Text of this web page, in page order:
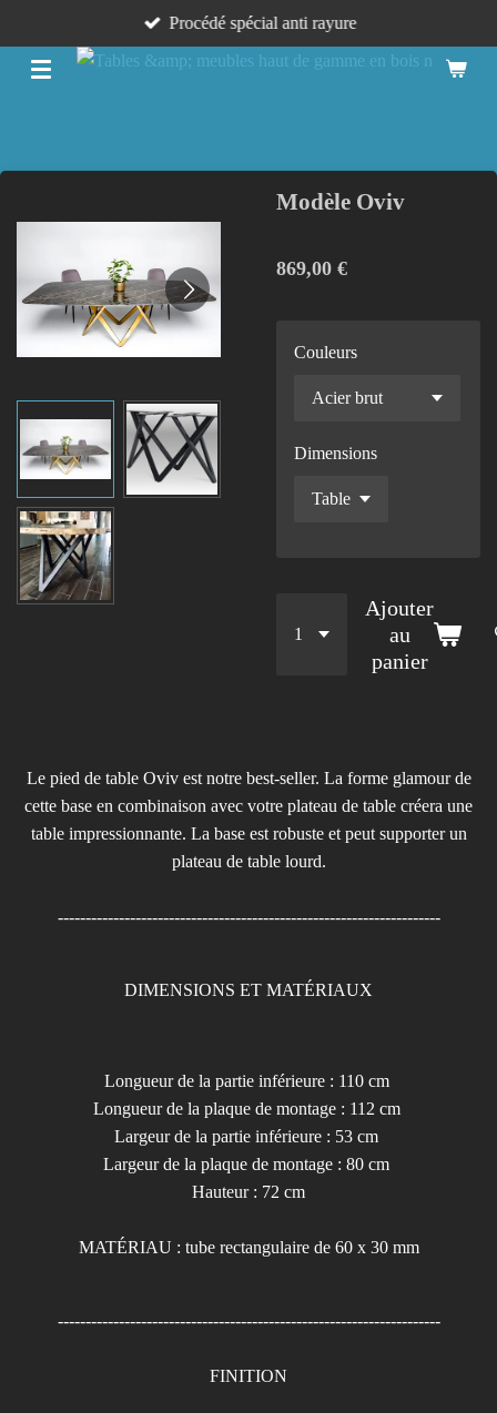
au
contenu
Procédé spécial anti rayure
Modèle Oviv
869,00 €
Couleurs
Dimensions
Ajouter
au
panier
Le pied de table Oviv est notre best-seller. La forme glamour de
cette base en combinaison avec votre plateau de table créera une
table impressionnante. La base est robuste et peut supporter un
plateau de table lourd.
---------------------------------------------------------------------
DIMENSIONS ET MATÉRIAUX
Longueur de la partie inférieure : 110 cm
Longueur de la plaque de montage : 112 cm
Largeur de la partie inférieure : 53 cm
Largeur de la plaque de montage : 80 cm
Hauteur : 72 cm
MATÉRIAU : tube rectangulaire de 60 x 30 mm
---------------------------------------------------------------------
FINITION